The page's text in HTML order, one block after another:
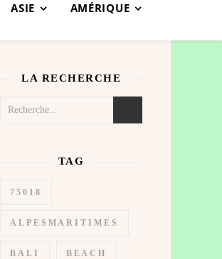
ASIE AMÉRIQUE
LA RECHERCHE
TAG
75018
ALPESMARITIMES
BALI BEACH